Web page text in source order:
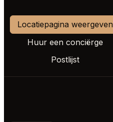
Locatiepagina weergeven
Huur een conciërge
Postlijst